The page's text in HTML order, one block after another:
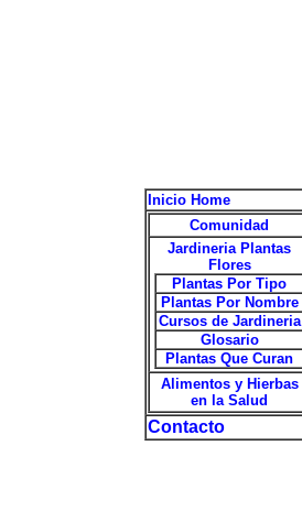
Inicio Home
Comunidad
Jardineria Plantas
Flores
Plantas Por Tipo
Plantas Por Nombre
Cursos de Jardineria
Glosario
Plantas Que Curan
Alimentos y Hierbas
en la Salud
Contacto